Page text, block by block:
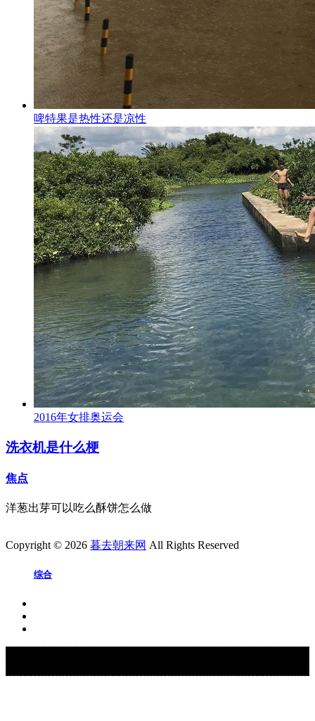
啤特果是热性还是凉性
2016年女排奥运会
洗衣机是什么梗
焦点
洋葱出芽可以吃么酥饼怎么做
Copyright © 2026 暮去朝来网 All Rights Reserved
综合